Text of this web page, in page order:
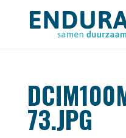
73.JPG